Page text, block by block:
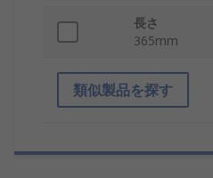
長さ
365mm
類似製品を探す